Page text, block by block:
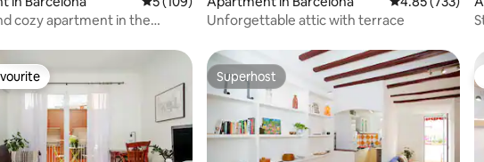
cozy apartment in the
Unforgettable attic with terrace
Superhost
Superhost